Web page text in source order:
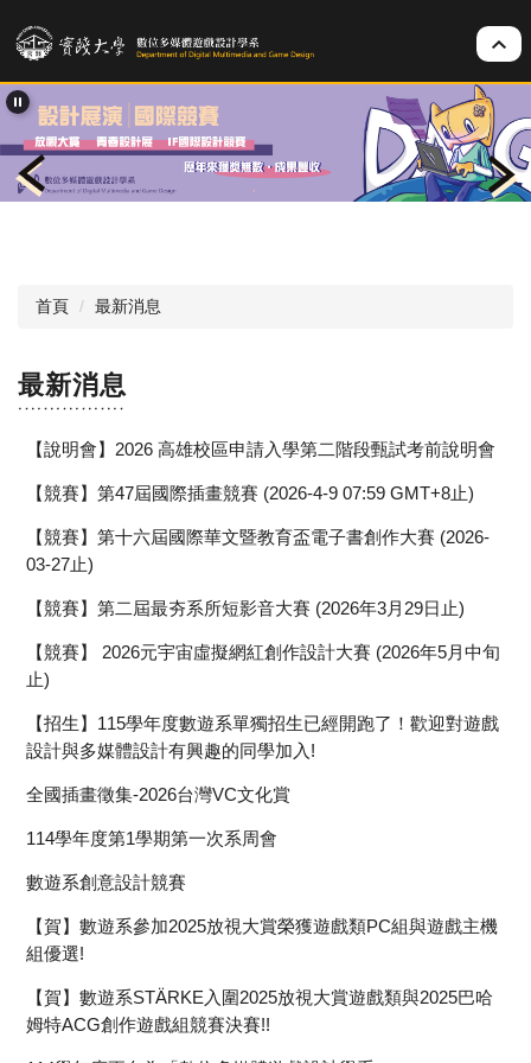
到
要
內
容
區
首頁 最新消息
最新消息
【說明會】2026 高雄校區申請入學第二階段甄試考前說明會
【競賽】第47屆國際插畫競賽 (2026-4-9 07:59 GMT+8止)
【競賽】第十六屆國際華文暨教育盃電子書創作大賽 (2026-
03-27止)
【競賽】第二屆最夯系所短影音大賽 (2026年3月29日止)
【競賽】 2026元宇宙虛擬網紅創作設計大賽 (2026年5月中旬
止)
【招生】115學年度數遊系單獨招生已經開跑了！歡迎對遊戲
設計與多媒體設計有興趣的同學加入!
全國插畫徵集-2026台灣VC文化賞
114學年度第1學期第一次系周會
數遊系創意設計競賽
【賀】數遊系參加2025放視大賞榮獲遊戲類PC組與遊戲主機
組優選!
【賀】數遊系STÄRKE入圍2025放視大賞遊戲類與2025巴哈
姆特ACG創作遊戲組競賽決賽!!